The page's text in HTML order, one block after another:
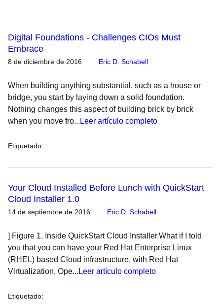
Digital Foundations - Challenges CIOs Must
Embrace
8 de diciembre de 2016 Eric D. Schabell
When building anything substantial, such as a house or
bridge, you start by laying down a solid foundation.
Nothing changes this aspect of building brick by brick
when you move fro... Leer artículo completo
Etiquetado:
Your Cloud Installed Before Lunch with QuickStart
Cloud Installer 1.0
14 de septiembre de 2016 Eric D. Schabell
] Figure 1. Inside QuickStart Cloud Installer.What if I told
you that you can have your Red Hat Enterprise Linux
(RHEL) based Cloud infrastructure, with Red Hat
Virtualization, Ope... Leer artículo completo
Etiquetado: